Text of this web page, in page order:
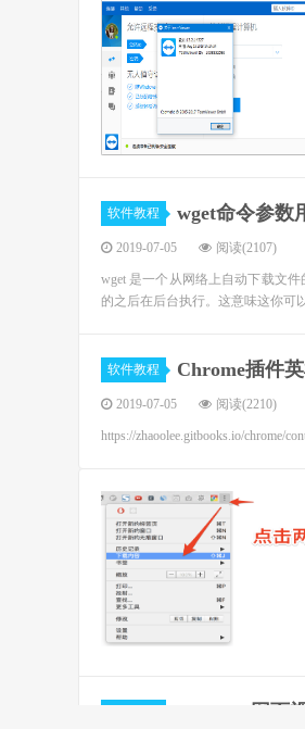
软件教程 wget命令参数
2019-07-05 阅读(2107)
wget 是一个从网络上自动下载文
的之后在后台执行。这意味这你可
软件教程 Chrome插件
2019-07-05 阅读(2210)
https://zhaoolee.gitbooks.io/chrome/
Chrome 网页